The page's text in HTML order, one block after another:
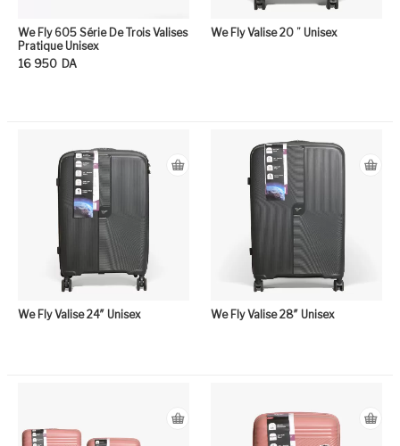
We Fly 605 Série De Trois Valises
Pratique Unisex
16 950 DA
We Fly Valise 20 ” Unisex
We Fly Valise 24″ Unisex We Fly Valise 28″ Unisex